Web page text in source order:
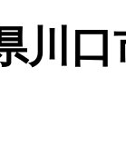
口